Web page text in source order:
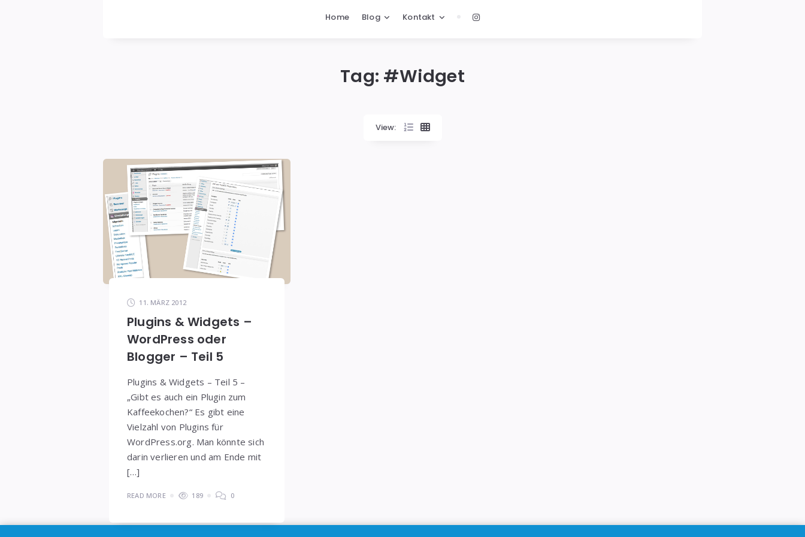
Home Blog Kontakt
Tag: #Widget
View:
11. MÄRZ 2012
Plugins & Widgets –
WordPress oder
Blogger – Teil 5
Plugins & Widgets – Teil 5 –
„Gibt es auch ein Plugin zum
Kaffeekochen?“ Es gibt eine
Vielzahl von Plugins für
WordPress.org. Man könnte sich
darin verlieren und am Ende mit
[…]
READ MORE 189 0